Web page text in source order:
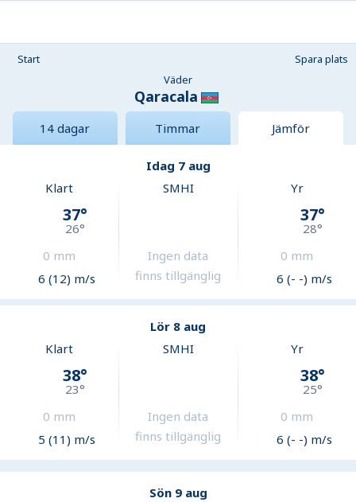
Start
Spara plats
Väder
Qaracala
14 dagar Timmar Jämför
Idag 7 aug
Klart
37°
26°
0 mm
6 (12) m/s
SMHI
Ingen data
finns tillgänglig
Yr
37°
28°
0 mm
6 (- -) m/s
Lör 8 aug
Klart
38°
23°
0 mm
5 (11) m/s
SMHI
Ingen data
finns tillgänglig
Yr
38°
25°
0 mm
6 (- -) m/s
Sön 9 aug